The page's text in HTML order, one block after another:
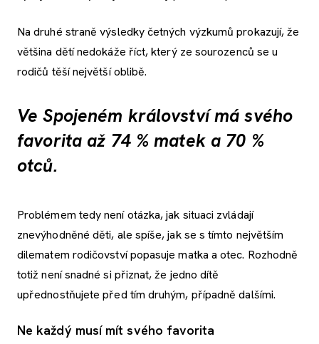
Na druhé straně výsledky četných výzkumů prokazují, že
většina dětí nedokáže říct, který ze sourozenců se u
rodičů těší největší oblibě.
Ve Spojeném království má svého
favorita až 74 % matek a 70 %
otců.
Problémem tedy není otázka, jak situaci zvládají
znevýhodněné děti, ale spíše, jak se s tímto největším
dilematem rodičovství popasuje matka a otec. Rozhodně
totiž není snadné si přiznat, že jedno dítě
upřednostňujete před tím druhým, případně dalšími.
Ne každý musí mít svého favorita